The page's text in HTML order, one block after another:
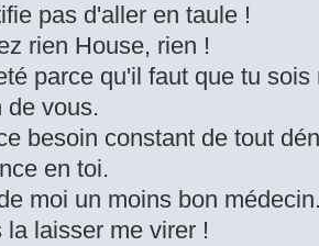
pas d'aller en taule !
rien House, rien !
parce qu'il faut que tu sois
de vous.
besoin constant de tout
en toi.
moi un moins bon
la laisser me virer !